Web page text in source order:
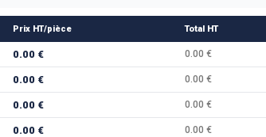
Prix HT/pièce Total HT
0.00 € 0.00 €
0.00 € 0.00 €
0.00 € 0.00 €
0.00 € 0.00 €